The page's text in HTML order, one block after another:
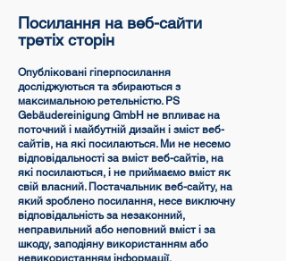
Посилання на веб-сайти
третіх сторін
Опубліковані гіперпосилання
досліджуються та збираються з
максимальною ретельністю. PS
Gebäudereinigung GmbH не впливає на
поточний і майбутній дизайн і зміст веб-
сайтів, на які посилаються. Ми не несемо
відповідальності за вміст веб-сайтів, на
які посилаються, і не приймаємо вміст як
свій власний. Постачальник веб-сайту, на
який зроблено посилання, несе виключну
відповідальність за незаконний,
неправильний або неповний вміст і за
шкоду, заподіяну використанням або
невикористанням інформації.